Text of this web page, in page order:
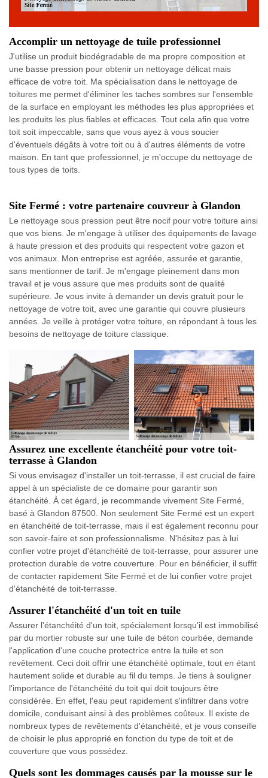
Accomplir un nettoyage de tuile professionnel
J'utilise un produit biodégradable de ma propre composition et
une basse pression pour obtenir un nettoyage délicat mais
efficace de votre toit. Ma spécialisation dans le nettoyage de
toitures me permet d'éliminer les taches sombres sur l'ensemble
de la surface en employant les méthodes les plus appropriées et
les produits les plus fiables et efficaces. Tout cela afin que votre
toit soit impeccable, sans que vous ayez à vous soucier
d'éventuels dégâts à votre toit ou à d'autres éléments de votre
maison. En tant que professionnel, je m'occupe du nettoyage de
tous types de toits.
Site Fermé : votre partenaire couvreur à Glandon
Le nettoyage sous pression peut être nocif pour votre toiture ainsi
que vos biens. Je m'engage à utiliser des équipements de lavage
à haute pression et des produits qui respectent votre gazon et
vos animaux. Mon entreprise est agréée, assurée et garantie,
sans mentionner de tarif. Je m'engage pleinement dans mon
travail et je vous assure que mes produits sont de qualité
supérieure. Je vous invite à demander un devis gratuit pour le
nettoyage de votre toit, avec une garantie qui couvre plusieurs
années. Je veille à protéger votre toiture, en répondant à tous les
besoins de nettoyage de toiture classique.
Assurez une excellente étanchéité pour votre toit-
terrasse à Glandon
Si vous envisagez d'installer un toit-terrasse, il est crucial de faire
appel à un spécialiste de ce domaine pour garantir son
étanchéité. À cet égard, je recommande vivement Site Fermé,
basé à Glandon 87500. Non seulement Site Fermé est un expert
en étanchéité de toit-terrasse, mais il est également reconnu pour
son savoir-faire et son professionnalisme. N'hésitez pas à lui
confier votre projet d'étanchéité de toit-terrasse, pour assurer une
protection durable de votre couverture. Pour en bénéficier, il suffit
de contacter rapidement Site Fermé et de lui confier votre projet
d'étanchéité de toit-terrasse.
Assurer l'étanchéité d'un toit en tuile
Assurer l'étanchéité d'un toit, spécialement lorsqu'il est immobilisé
par du mortier robuste sur une tuile de béton courbée, demande
l'application d'une couche protectrice entre la tuile et son
revêtement. Ceci doit offrir une étanchéité optimale, tout en étant
hautement solide et durable au fil du temps. Je tiens à souligner
l'importance de l'étanchéité du toit qui doit toujours être
considérée. En effet, l'eau peut rapidement s'infiltrer dans votre
domicile, conduisant ainsi à des problèmes coûteux. Il existe de
nombreux types de revêtements d'étanchéité, et je vous conseille
de choisir le plus approprié en fonction du type de toit et de
couverture que vous possédez.
Quels sont les dommages causés par la mousse sur le